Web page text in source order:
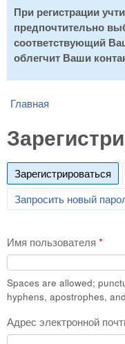
При регистрации
предпочтительно
соответствующий
облегчит Ваши
You are here
Главная
Зарегистрироваться
Запросить новый
Имя пользователя *
Spaces are allowed;
hyphens, apostrophes,
Адрес электронной